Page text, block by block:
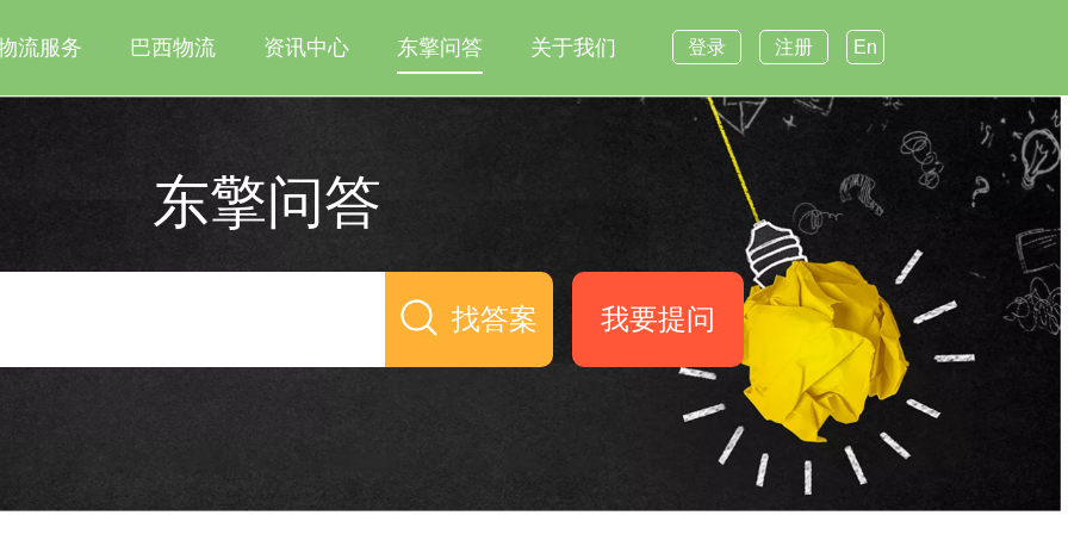
流服务 巴西物流 资讯中心 东擎问答 关于我们 登录 注册 En
东擎问答
找答案 我要提问